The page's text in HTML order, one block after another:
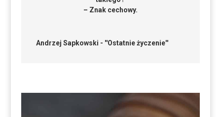
– Znak cechowy.
Andrzej Sapkowski - ''Ostatnie życzenie''